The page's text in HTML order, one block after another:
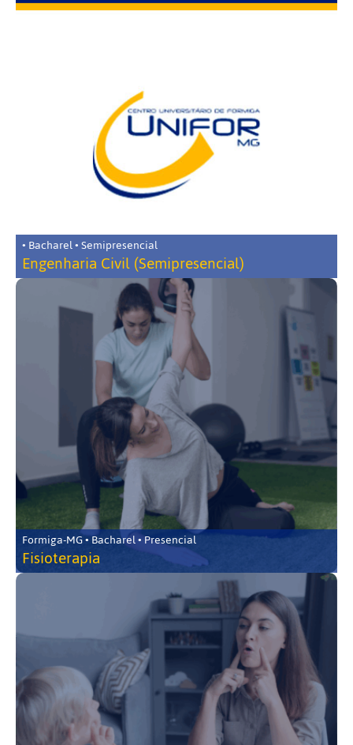
• Bacharel • Semipresencial
Engenharia Civil (Semipresencial)
Formiga-MG • Bacharel • Presencial
Fisioterapia